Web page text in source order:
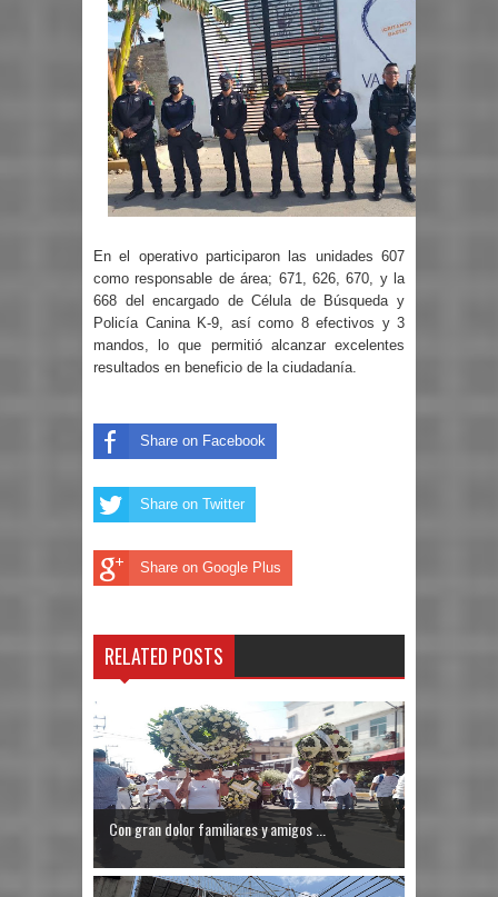
En el operativo participaron las unidades 607
como responsable de área; 671, 626, 670, y la
668 del encargado de Célula de Búsqueda y
Policía Canina K-9, así como 8 efectivos y 3
mandos, lo que permitió alcanzar excelentes
resultados en beneficio de la ciudadanía.
Share on Facebook
Share on Twitter
Share on Google Plus
RELATED POSTS
Con gran dolor familiares y amigos ...